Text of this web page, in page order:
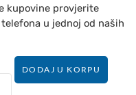
kupovine provjerite
u jednoj od naših
DODAJ U KORPU